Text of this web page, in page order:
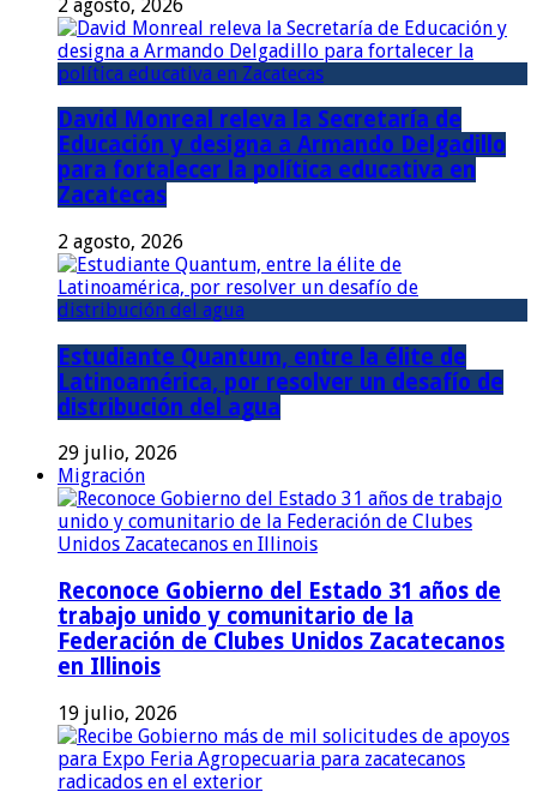
2 agosto, 2026
David Monreal releva la Secretaría de
Educación y designa a Armando Delgadillo
para fortalecer la política educativa en
Zacatecas
2 agosto, 2026
Estudiante Quantum, entre la élite de
Latinoamérica, por resolver un desafío de
distribución del agua
29 julio, 2026
Migración
Reconoce Gobierno del Estado 31 años de
trabajo unido y comunitario de la
Federación de Clubes Unidos Zacatecanos
en Illinois
19 julio, 2026